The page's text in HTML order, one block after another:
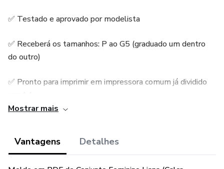
✅ Testado e aprovado por modelista
✅ Receberá os tamanhos: P ao G5 (graduado um dentro
do outro)
✅ Pronto para imprimir em impressora comum já dividido
✅ Tecido indicado: Alfaiataria, crepe, linho e gabardine
Mostrar mais
Vantagens Detalhes